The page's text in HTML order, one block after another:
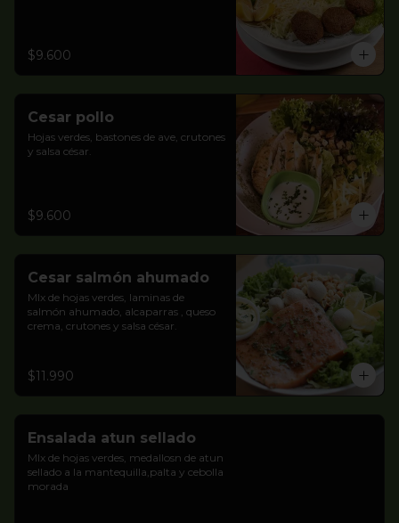
$9.600
Cesar pollo
Hojas verdes, bastones de ave, crutones
y salsa césar.
$9.600
Cesar salmón ahumado
MIx de hojas verdes, laminas de
salmón ahumado, alcaparras , queso
crema, crutones y salsa césar.
$11.990
Ensalada atun sellado
MIx de hojas verdes, medallosn de atun
sellado a la mantequilla,palta y cebolla
morada